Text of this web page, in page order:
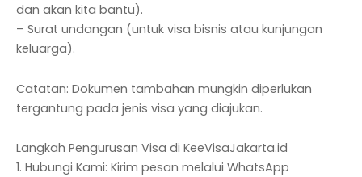
dan akan kita bantu).
– Surat undangan (untuk visa bisnis atau kunjungan
keluarga).
Catatan: Dokumen tambahan mungkin diperlukan
tergantung pada jenis visa yang diajukan.
Langkah Pengurusan Visa di KeeVisaJakarta.id
1. Hubungi Kami: Kirim pesan melalui WhatsApp